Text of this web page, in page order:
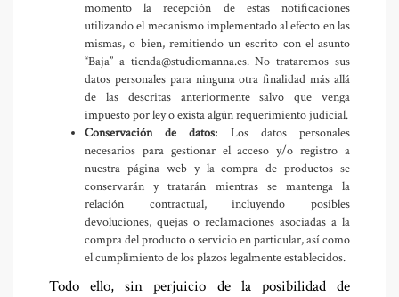
momento la recepción de estas notificaciones
utilizando el mecanismo implementado al efecto en las
mismas, o bien, remitiendo un escrito con el asunto
“Baja” a tienda@studiomanna.es. No trataremos sus
datos personales para ninguna otra finalidad más allá
de las descritas anteriormente salvo que venga
impuesto por ley o exista algún requerimiento judicial.
Conservación de datos: Los datos personales
necesarios para gestionar el acceso y/o registro a
nuestra página web y la compra de productos se
conservarán y tratarán mientras se mantenga la
relación contractual, incluyendo posibles
devoluciones, quejas o reclamaciones asociadas a la
compra del producto o servicio en particular, así como
el cumplimiento de los plazos legalmente establecidos.
Todo ello, sin perjuicio de la posibilidad de